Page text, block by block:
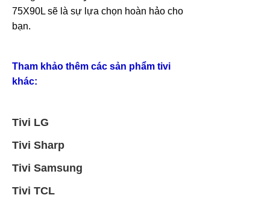
75X90L sẽ là sự lựa chọn hoàn hảo cho
bạn.
Tham khảo thêm các sản phẩm tivi
khác:
Tivi LG
Tivi Sharp
Tivi Samsung
Tivi TCL